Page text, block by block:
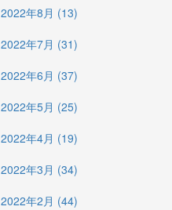
2022年8月 (13)
2022年7月 (31)
2022年6月 (37)
2022年5月 (25)
2022年4月 (19)
2022年3月 (34)
2022年2月 (44)